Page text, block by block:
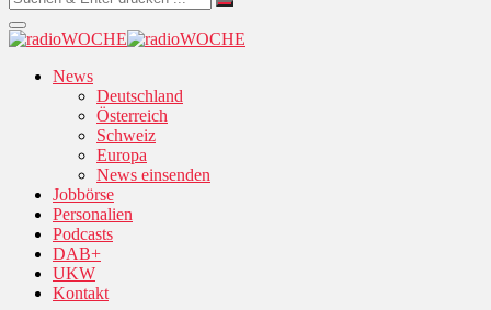
News
Deutschland
Österreich
Schweiz
Europa
News einsenden
Jobbörse
Personalien
Podcasts
DAB+
UKW
Kontakt